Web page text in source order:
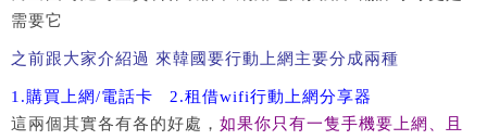
需要它
之前跟大家介紹過 來韓國要行動上網主要分成兩種
1.購買上網/電話卡 2.租借wifi行動上網分享器
這兩個其實各有各的好處， 如果你只有一隻手機要上網、且